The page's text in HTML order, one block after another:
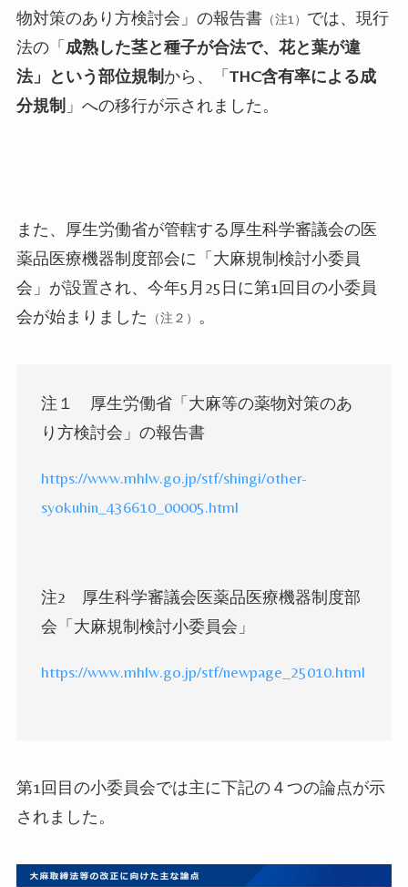
物対策のあり方検討会」の報告書（注1） では、現行
法の「 成熟した茎と種子が合法で、 花と葉が違
法」という部位規制 から、「 THC含有率による成
分規制 」への移行が示されました。
また、厚生労働省が管轄する厚生科学審議会の医
薬品医療機器制度部会に「大麻規制検討小委員
会」が設置され、今年5 月 25 日に第1 回目の小委員
会が始まりました
（注２） 。
注１ 厚生労働省「大麻等の薬物対策のあ
り方検討会」の報告書
https://www.mhlw.go.jp/stf/shingi/other-
syokuhin_436610_00005.html
注2 厚生科学審議会医薬品医療機器制度部
会「大麻規制検討小委員会」
https://www.mhlw.go.jp/stf/newpage_25010.html
第1 回目の小委員会では主に下記の４つの論点が示
されました。